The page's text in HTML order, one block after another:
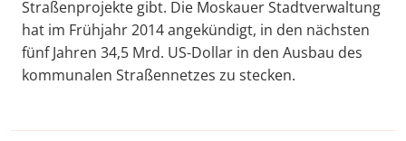
Straßenprojekte gibt. Die Moskauer Stadtverwaltung
hat im Frühjahr 2014 angekündigt, in den nächsten
fünf Jahren 34,5 Mrd. US-Dollar in den Ausbau des
kommunalen Straßennetzes zu stecken.